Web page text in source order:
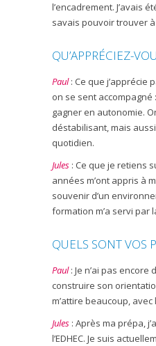
l’encadrement. J’avais
savais pouvoir trouver
QU’APPRÉCIEZ-
Paul: Ce que j’apprécie
on se sent
gagner en autonomie.
déstabilisant, mais
quotidien.
Jules: Ce que je retiens
années m’ont appris à
souvenir d’un
formation m’a servi
QUELS SONT VOS
Paul: Je n’ai pas encore
construire son
m’attire beaucoup,
Jules: Après ma prépa,
l’EDHEC. Je suis